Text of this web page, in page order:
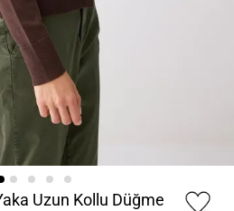
Uzun Kollu Düğme